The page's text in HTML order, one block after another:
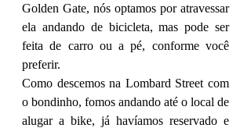
Golden Gate, nós optamos por atravessar
ela andando de bicicleta, mas pode ser
feita de carro ou a pé, conforme você
preferir.
Como descemos na Lombard Street com
o bondinho, fomos andando até o local de
alugar a bike, já havíamos reservado e